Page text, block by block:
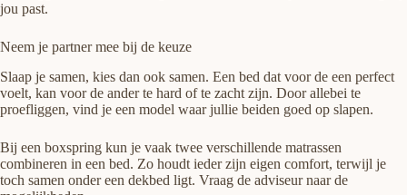
jou past.
Neem je partner mee bij de keuze
Slaap je samen, kies dan ook samen. Een bed dat voor de een perfect
voelt, kan voor de ander te hard of te zacht zijn. Door allebei te
proefliggen, vind je een model waar jullie beiden goed op slapen.
Bij een boxspring kun je vaak twee verschillende matrassen
combineren in een bed. Zo houdt ieder zijn eigen comfort, terwijl je
toch samen onder een dekbed ligt. Vraag de adviseur naar de